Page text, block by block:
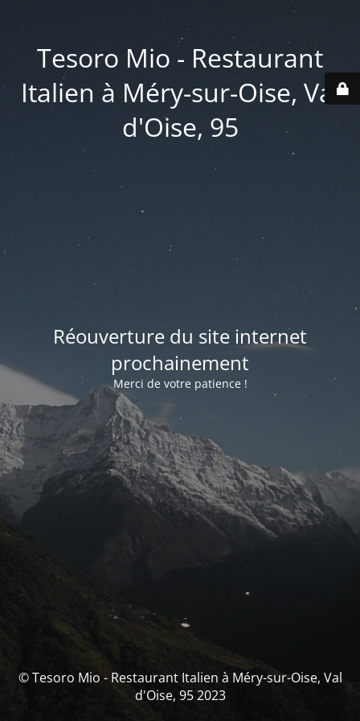
Tesoro Mio - Restaurant
Italien à Méry-sur-Oise, Val
d'Oise, 95
Réouverture du site internet
prochainement
Merci de votre patience !
© Tesoro Mio - Restaurant Italien à Méry-sur-Oise, Val
d'Oise, 95 2023